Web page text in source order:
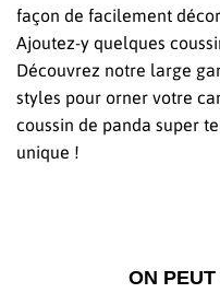
façon de facilement
Ajoutez-y quelques
Découvrez notre large
styles pour orner votre
coussin de panda super
unique !
ON